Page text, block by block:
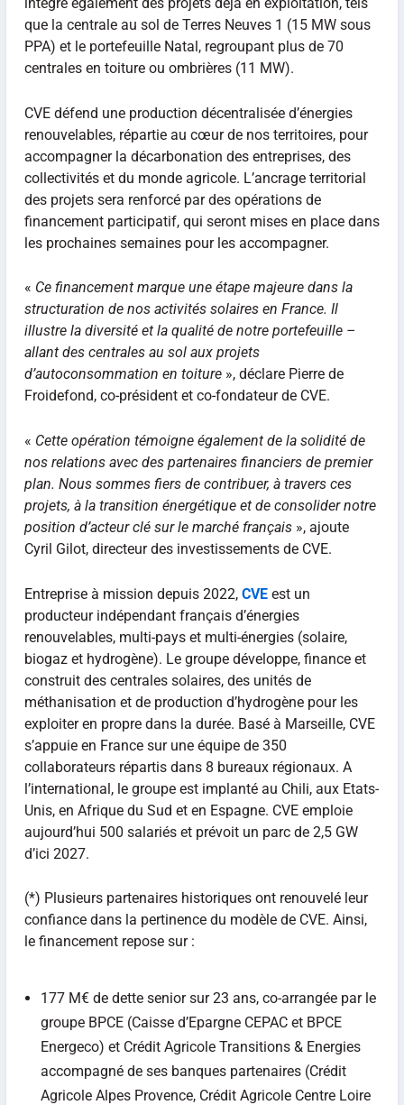
que la centrale au sol de Terres Neuves 1 (15 MW sous
PPA) et le portefeuille Natal, regroupant plus de 70
centrales en toiture ou ombrières (11 MW).
CVE défend une production décentralisée d’énergies
renouvelables, répartie au cœur de nos territoires, pour
accompagner la décarbonation des entreprises, des
collectivités et du monde agricole. L’ancrage territorial
des projets sera renforcé par des opérations de
financement participatif, qui seront mises en place dans
les prochaines semaines pour les accompagner.
« Ce financement marque une étape majeure dans la
structuration de nos activités solaires en France. Il
illustre la diversité et la qualité de notre portefeuille –
allant des centrales au sol aux projets
d’autoconsommation en toiture», déclare Pierre de
Froidefond, co-président et co-fondateur de CVE.
« Cette opération témoigne également de la solidité de
nos relations avec des partenaires financiers de premier
plan. Nous sommes fiers de contribuer, à travers ces
projets, à la transition énergétique et de consolider notre
position d’acteur clé sur le marché français», ajoute
Cyril Gilot, directeur des investissements de CVE.
Entreprise à mission depuis 2022, CVE est un
producteur indépendant français d’énergies
renouvelables, multi-pays et multi-énergies (solaire,
biogaz et hydrogène). Le groupe développe, finance et
construit des centrales solaires, des unités de
méthanisation et de production d’hydrogène pour les
exploiter en propre dans la durée. Basé à Marseille, CVE
s’appuie en France sur une équipe de 350
collaborateurs répartis dans 8 bureaux régionaux. A
l’international, le groupe est implanté au Chili, aux Etats-
Unis, en Afrique du Sud et en Espagne. CVE emploie
aujourd’hui 500 salariés et prévoit un parc de 2,5 GW
d’ici 2027.
(*) Plusieurs partenaires historiques ont renouvelé leur
confiance dans la pertinence du modèle de CVE. Ainsi,
le financement repose sur :
177 M€ de dette senior sur 23 ans, co-arrangée par le
groupe BPCE (Caisse d’Epargne CEPAC et BPCE
Energeco) et Crédit Agricole Transitions & Energies
accompagné de ses banques partenaires (Crédit
Agricole Alpes Provence, Crédit Agricole Centre Loire